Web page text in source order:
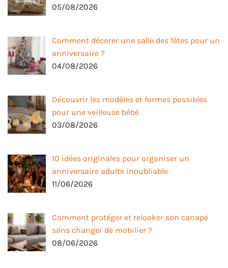
05/08/2026
Comment décorer une salle des fêtes pour un
anniversaire ?
04/08/2026
Découvrir les modèles et formes possibles
pour une veilleuse bébé
03/08/2026
10 idées originales pour organiser un
anniversaire adulte inoubliable
11/06/2026
Comment protéger et relooker son canapé
sans changer de mobilier ?
08/06/2026